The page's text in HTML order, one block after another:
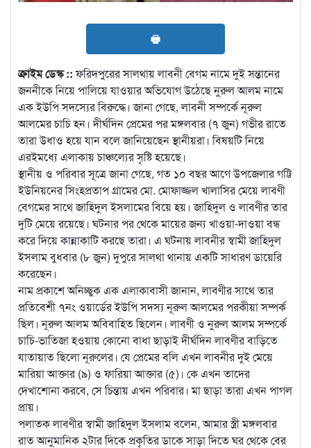
🖶
ক্রাইম ডেস্ক ::ফরিদপুরের সালথায় লাবনী বেগম নামে দুই সন্তানের
জননীকে নিয়ে পালিয়ে যাওয়ার অভিযোগ উঠেছে নুরুল আলম নামে
এক ইউপি সদস্যের বিরুদ্ধে। জানা গেছে, লাবনী সম্পর্কে নূরুল
আলমের চাচি হন। দীর্ঘদিন প্রেমের পর মঙ্গলবার (৭ জুন) গভীর রাতে
তারা উধাও হয়ে যান বলে জানিয়েছেন স্থানীয়রা। বিষয়টি নিয়ে
এরইমধ্যে এলাকায় চাঞ্চল্যের সৃষ্টি হয়েছে।
স্থানীয় ও পরিবার সূত্রে জানা গেছে, গত ১০ বছর আগে উপজেলার গট্টি
ইউনিয়নের সিংহপ্রতাপ গ্রামের মো. মোফাজ্জল খালাসির মেয়ে লাবণী
বেগমের সাথে জাহিদুল ইসলামের বিয়ে হয়। জাহিদুল ও লাবণীর তার
দুটি মেয়ে রয়েছে। ঘটনার পর থেকে মায়ের জন্য খাওয়া-দাওয়া বন্ধ
করে দিয়ে কান্নাকাটি করছে তারা। এ ঘটনায় লাবনীর স্বামী জাহিদুল
ইসলাম বুধবার (৮ জুন) দুপুরে সালথা থানায় একটি সাধারণ ডায়েরি
করেছেন।
নাম প্রকাশে অনিচ্ছুক এক এলাকাবাসী জানান, লাবণীর সাথে তার
প্রতিবেশী ৭নং ওয়ার্ডের ইউপি সদস্য নূরুল আলমের পরকীয়া সম্পর্ক
ছিল। নূরুল আলম অবিবাহিত ছিলেন। লাবণী ও নুরুল আলম সম্পর্কে
চাচি-ভাতিজা হওয়ায় কোনো বাধা ছাড়াই দীর্ঘদিন লাবণীর বাড়িতে
যাতায়াত ছিলো নূরুলের। যে প্রেমের বলি এখন লাবনীর দুই মেয়ে
মারিয়া আক্তার (৯) ও ফারিয়া আক্তার (৫)। কে এখন তাদের
দেখাশোনা করবে, সে চিন্তায় এখন পরিবার। মা ছাড়া তারা এখন পাগল
প্রায়।
পলাতক লাবণীর স্বামী জাহিদুল ইসলাম বলেন, আমার স্ত্রী মঙ্গলবার
রাত আনুমানিক ২টার দিকে প্রকৃতির ডাকে সাড়া দিতে ঘর থেকে বের